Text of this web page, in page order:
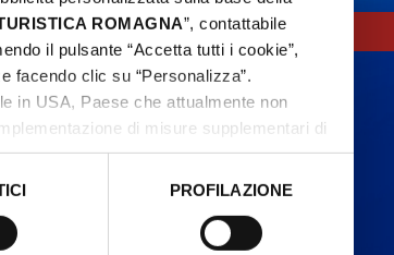
ROMAGNA”, contattabile
il pulsante “Accetta tutti i cookie”,
facendo clic su “Personalizza”.
in USA, Paese che attualmente non
di misure supplementari di
PROFILAZIONE